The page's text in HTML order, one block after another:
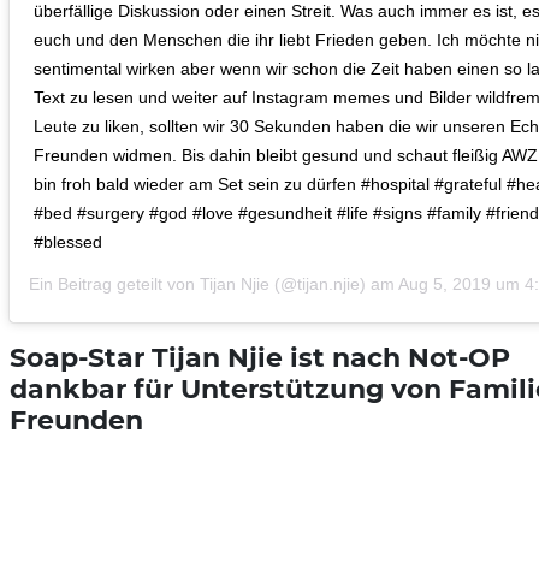
überfällige Diskussion oder einen Streit. Was auch immer es ist,
euch und den Menschen die ihr liebt Frieden geben. Ich möchte
sentimental wirken aber wenn wir schon die Zeit haben einen so
Text zu lesen und weiter auf Instagram memes und Bilder
Leute zu liken, sollten wir 30 Sekunden haben die wir unseren
Freunden widmen. Bis dahin bleibt gesund und schaut fleißig
bin froh bald wieder am Set sein zu dürfen #hospital #grateful
#bed #surgery #god #love #gesundheit #life #signs #family
#blessed
Ein Beitrag geteilt von Tijan Njie (@tijan.njie) am Aug 5, 2019 um
Soap-Star Tijan Njie ist nach Not-OP
dankbar für Unterstützung von
Freunden